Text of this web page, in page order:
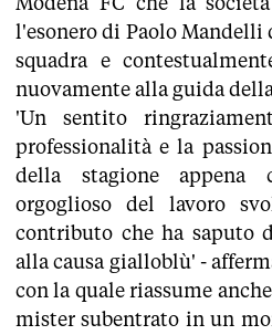
l'esonero di Paolo
squadra e
nuovamente alla guida
'Un sentito
professionalità e la
della stagione
orgoglioso del lavoro
contributo che ha saputo
alla causa gialloblù' -
con la quale riassume
mister subentrato in un